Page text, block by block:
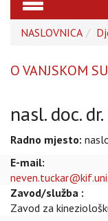
Toggle
NASLOVNICA
O VANJSKOM
nasl. doc.
Radno mjesto:
E-mail:
Zavod/služba :
Zavod za